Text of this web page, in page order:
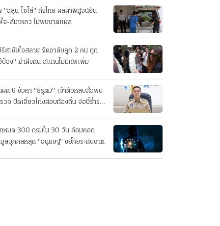
"ฮลุน โซโล่" ถึงไทย ผลผ่าพิสูจน์ยัน
จ-ล้มเหลว ไม่พบบาดแผล
สเซียใจสลาย จัดอาลัยลูก 2 คน ถูก
ป๋อง" ฆ่าฝังดิน สแกนไม่มีศพเพิ่ม
ด 6 ข้อหา "ธีรุตม์" เจ้าตัวหลบสื่อพบ
วจ ปัดเอี่ยวโกงสอบท้องถิ่น จ่อบี้รํ่ารวย
กหมด 300 กรมใน 30 วัน ล้อมคอก
ลบุคคลหลุด "อนุดิษฐ์" ขยี้ภัยระดับชาติ